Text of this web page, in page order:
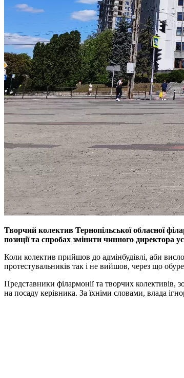
Творчий колектив Тернопільської обласної
позиції та спробах змінити чинного
Коли колектив прийшов до адмінбудівлі, аби
протестувальників так і не вийшов, через що
Представники філармонії та творчих
на посаду керівника. За їхніми словами, влада